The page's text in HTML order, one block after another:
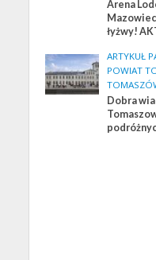
Arena
łyżwy!
ARTYKUŁ
POWIAT
Dobra